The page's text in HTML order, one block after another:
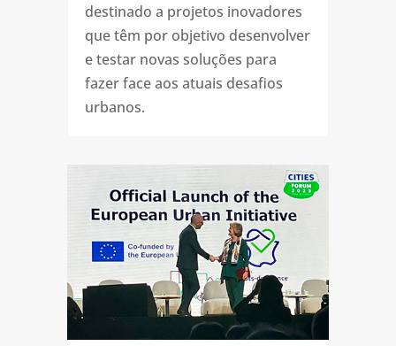
destinado a projetos inovadores
que têm por objetivo desenvolver
e testar novas soluções para
fazer face aos atuais desafios
urbanos.